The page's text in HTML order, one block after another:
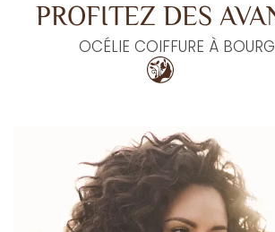
PROFITEZ DES
OCÉLIE COIFFURE À